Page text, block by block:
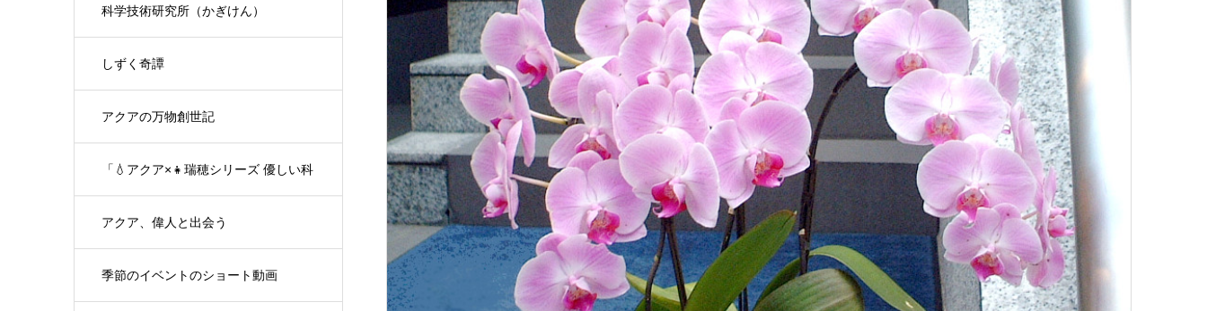
科学技術研究所（かぎけん）
しずく奇譚
アクアの万物創世記
「💧アクア×👧瑞穂シリーズ 優しい科
学の対話」
アクア、偉人と出会う
季節のイベントのショート動画